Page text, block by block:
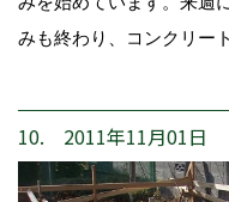
みも終わり、コンクリー
10. 2011年11月01日